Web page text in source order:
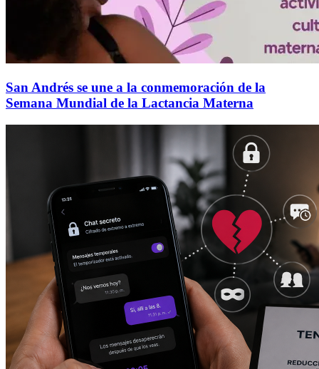
San Andrés se une a la conmemoración de la
Semana Mundial de la Lactancia Materna